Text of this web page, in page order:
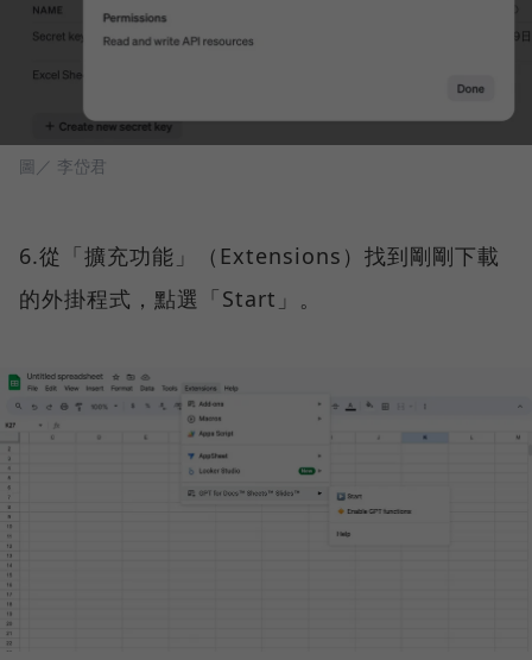
圖／ 李岱君
6.從「擴充功能」（Extensions）找到剛剛下載
的外掛程式，點選「Start」。